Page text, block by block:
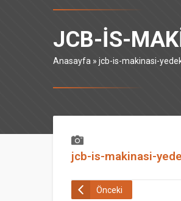
JCB-IS-
Anasayfa » jcb-is-makinasi-
jcb-is-makinasi-
Önceki